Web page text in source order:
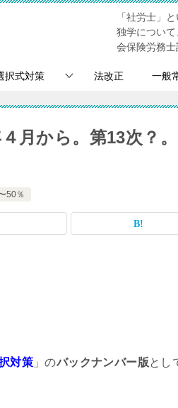
「社労士」
独学につい
会保険労務士
択式対策 法改正 一般
月から。第13次？。
50％
対策 」のバックナンバー版とし